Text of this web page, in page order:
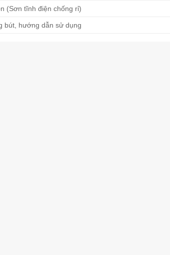
(Sơn tĩnh điện chống rỉ)
bút, hướng dẫn sử dụng